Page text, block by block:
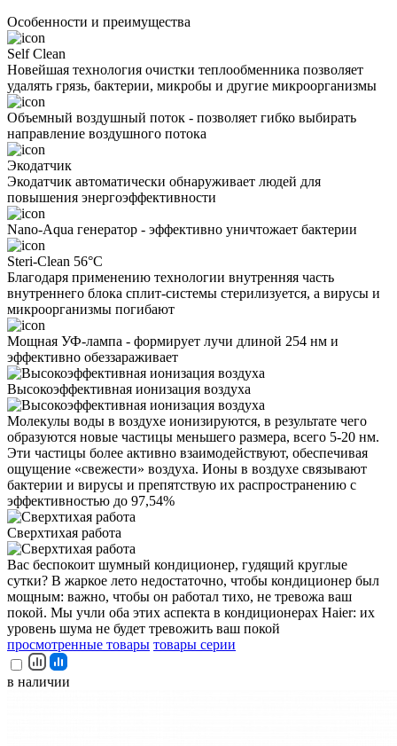
Особенности и преимущества
Self Clean
Новейшая технология очистки теплообменника позволяет
удалять грязь, бактерии, микробы и другие микроорганизмы
Объемный воздушный поток - позволяет гибко выбирать
направление воздушного потока
Экодатчик
Экодатчик автоматически обнаруживает людей для
повышения энергоэффективности
Nano-Aqua генератор - эффективно уничтожает бактерии
Steri-Clean 56°C
Благодаря применению технологии внутренняя часть
внутреннего блока сплит-системы стерилизуется, а вирусы и
микроорганизмы погибают
Мощная УФ-лампа - формирует лучи длиной 254 нм и
эффективно обеззараживает
Высокоэффективная ионизация воздуха
Молекулы воды в воздухе ионизируются, в результате чего
образуются новые частицы меньшего размера, всего 5-20 нм.
Эти частицы более активно взаимодействуют, обеспечивая
ощущение «свежести» воздуха. Ионы в воздухе связывают
бактерии и вирусы и препятствую их распространению с
эффективностью до 97,54%
Сверхтихая работа
Вас беспокоит шумный кондиционер, гудящий круглые
сутки? В жаркое лето недостаточно, чтобы кондиционер был
мощным: важно, чтобы он работал тихо, не тревожа ваш
покой. Мы учли оба этих аспекта в кондиционерах Haier: их
уровень шума не будет тревожить ваш покой
просмотренные товары товары серии
в наличии